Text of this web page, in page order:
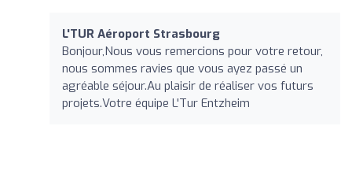
L'TUR Aéroport Strasbourg
Bonjour,Nous vous remercions pour votre retour,
nous sommes ravies que vous ayez passé un
agréable séjour.Au plaisir de réaliser vos futurs
projets.Votre équipe L'Tur Entzheim